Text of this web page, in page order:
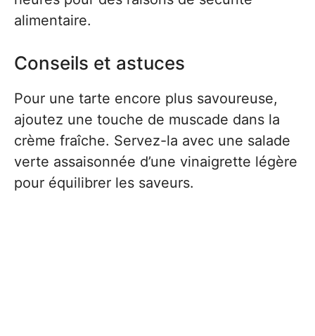
alimentaire.
Conseils et astuces
Pour une tarte encore plus savoureuse,
ajoutez une touche de muscade dans la
crème fraîche. Servez-la avec une salade
verte assaisonnée d’une vinaigrette légère
pour équilibrer les saveurs.